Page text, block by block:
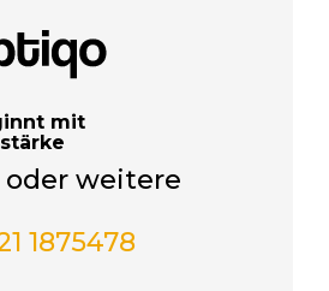
mit
oder weitere
1875478